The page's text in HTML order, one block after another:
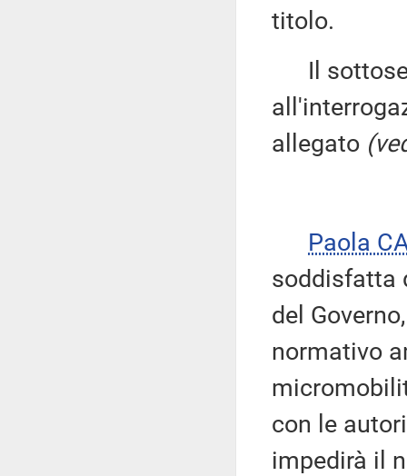
titolo.
Il
allegato
Paola
soddisfatta
del
normativo
con le
impedirà il